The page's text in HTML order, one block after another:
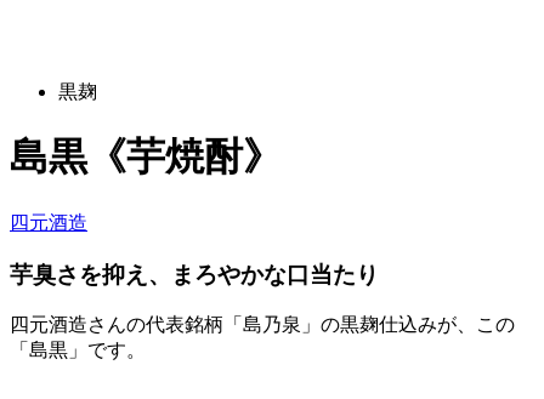
黒麹
島黒《芋焼酎》
四元酒造
芋臭さを抑え、まろやかな口当たり
四元酒造さんの代表銘柄「島乃泉」の黒麹仕込みが、この
「島黒」です。